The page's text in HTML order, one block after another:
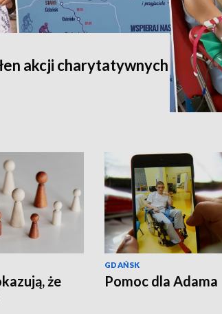
akcji charytatywnych
że
GDAŃSK
Pomoc dla Adama